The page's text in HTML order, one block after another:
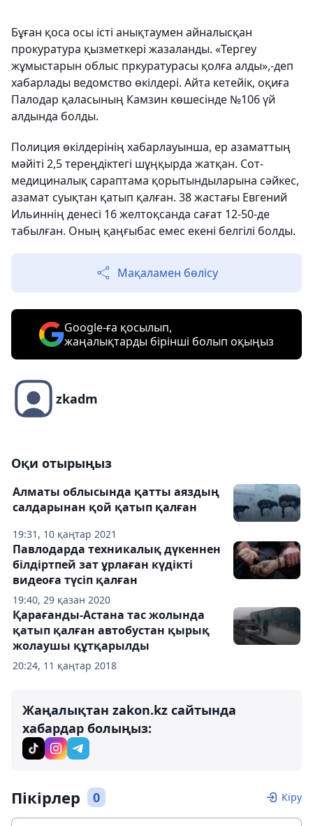
Бұған қоса осы істі анықтаумен айналысқан
прокуратура қызметкері жазаланды. «Тергеу
жұмыстарын облыс пркуратурасы қолға алды»,-деп
хабарлады ведомство өкілдері. Айта кетейік, оқиға
Палодар қаласының Камзин көшесінде №106 үй
алдында болды.
Полиция өкілдерінің хабарлауынша, ер азаматтың
мәйіті 2,5 тереңдіктегі шұңқырда жатқан. Сот-
медициналық сараптама қорытындыларына сәйкес,
азамат суықтан қатып қалған. 38 жастағы Евгений
Ильиннің денесі 16 желтоқсанда сағат 12-50-де
табылған. Оның қаңғыбас емес екені белгілі болды.
Мақаламен бөлісу
Google-ға қосылып,
жаңалықтарды бірінші болып оқыңыз
zkadm
Оқи отырыңыз
19:31, 10 қаңтар 2021
Алматы облысында қатты аяздың
салдарынан қой қатып қалған
19:40, 29 қазан 2020
Павлодарда техникалық дүкеннен
білдіртпей зат ұрлаған күдікті
видеоға түсіп қалған
20:24, 11 қаңтар 2018
Қарағанды-Астана тас жолында
қатып қалған автобустан қырық
жолаушы құтқарылды
Жаңалықтан zakon.kz сайтында
хабардар болыңыз:
Пікірлер 0 Кіру